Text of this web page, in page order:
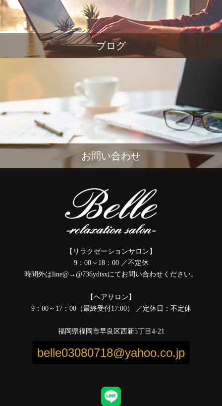
ブログ
お問い合わせ
【リラクゼーションサロン】
9：00～18：00 ／不定休
時間外はline@→@736ydtsxにてお問い合わせください。
【ヘアサロン】
9：00～17：00（最終受付17:00） ／定休日：不定休
福岡県福岡市早良区西新5丁目4-21
belle03080718@yahoo.co.jp